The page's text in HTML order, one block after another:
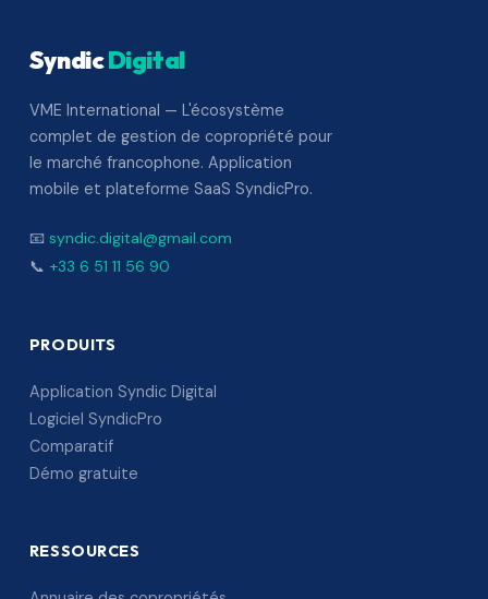
SyndicDigital
VME International — L'écosystème
complet de gestion de copropriété pour
le marché francophone. Application
mobile et plateforme SaaS SyndicPro.
📧 syndic.digital@gmail.com
📞 +33 6 51 11 56 90
PRODUITS
Application Syndic Digital
Logiciel SyndicPro
Comparatif
Démo gratuite
RESSOURCES